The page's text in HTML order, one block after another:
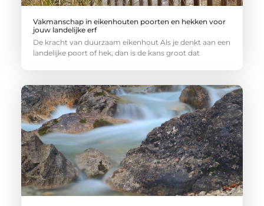
Vakmanschap in eikenhouten poorten en hekken voor
jouw landelijke erf
De kracht van duurzaam eikenhout Als je denkt aan een
landelijke poort of hek, dan is de kans groot dat